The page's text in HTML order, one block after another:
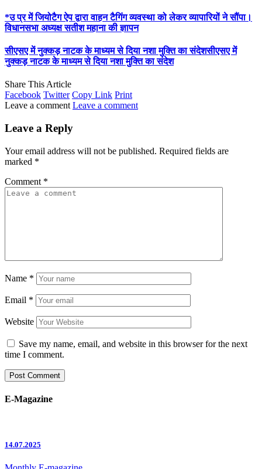
*उ प्र में जियोटैग ऐप द्वारा वाहन टैगिंग व्यवस्था को लेकर व्यापारियों ने सौंपा।
विधानसभा अध्यक्ष सतीश महाना की ज्ञापन
सीएसए में नुक्कड़ नाटक के माध्यम से दिया नशा मुक्ति का संदेशसीएसए में
नुक्कड़ नाटक के माध्यम से दिया नशा मुक्ति का संदेश
Share This Article
Facebook Twitter Copy Link Print
Leave a comment Leave a comment
Leave a Reply
Your email address will not be published. Required fields are
marked *
Comment *
Name *
Email *
Website
Save my name, email, and website in this browser for the next
time I comment.
E-Magazine
14.07.2025